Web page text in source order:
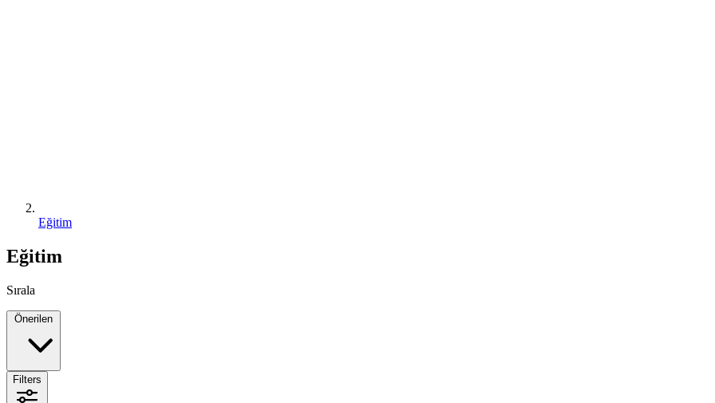
Eğitim
Eğitim
Sırala
Filters